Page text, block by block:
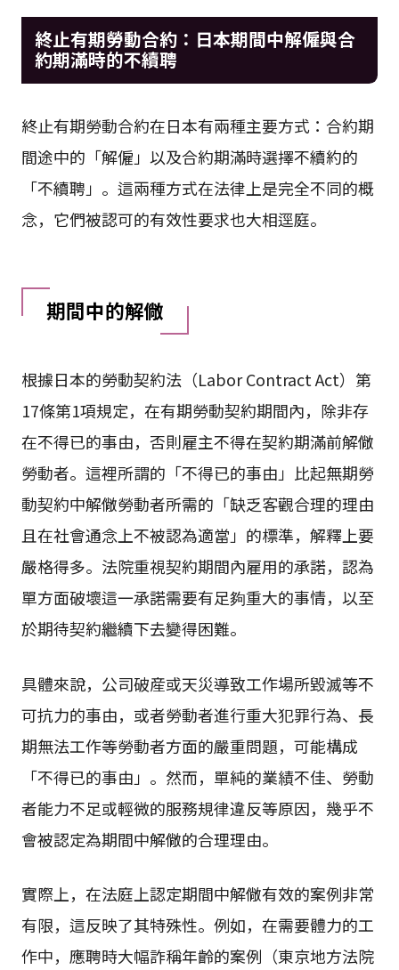
終止有期勞動合約：日本期間中解僱與合
約期滿時的不續聘
終止有期勞動合約在日本有兩種主要方式：合約期
間途中的「解僱」以及合約期滿時選擇不續約的
「不續聘」。這兩種方式在法律上是完全不同的概
念，它們被認可的有效性要求也大相逕庭。
期間中的解僘
根據日本的勞動契約法（Labor Contract Act）第
17條第1項規定，在有期勞動契約期間內，除非存
在不得已的事由，否則雇主不得在契約期滿前解僘
勞動者。這裡所謂的「不得已的事由」比起無期勞
動契約中解僘勞動者所需的「缺乏客觀合理的理由
且在社會通念上不被認為適當」的標準，解釋上要
嚴格得多。法院重視契約期間內雇用的承諾，認為
單方面破壞這一承諾需要有足夠重大的事情，以至
於期待契約繼續下去變得困難。
具體來說，公司破産或天災導致工作場所毀滅等不
可抗力的事由，或者勞動者進行重大犯罪行為、長
期無法工作等勞動者方面的嚴重問題，可能構成
「不得已的事由」。然而，單純的業績不佳、勞動
者能力不足或輕微的服務規律違反等原因，幾乎不
會被認定為期間中解僘的合理理由。
實際上，在法庭上認定期間中解僘有效的案例非常
有限，這反映了其特殊性。例如，在需要體力的工
作中，應聘時大幅詐稱年齡的案例（東京地方法院